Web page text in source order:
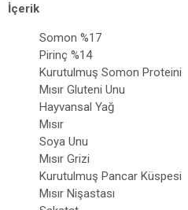
İçerik
Somon %17
Pirinç %14
Kurutulmuş Somon Proteini
Mısır Gluteni Unu
Hayvansal Yağ
Mısır
Soya Unu
Mısır Grizi
Kurutulmuş Pancar Küspesi
Mısır Nişastası